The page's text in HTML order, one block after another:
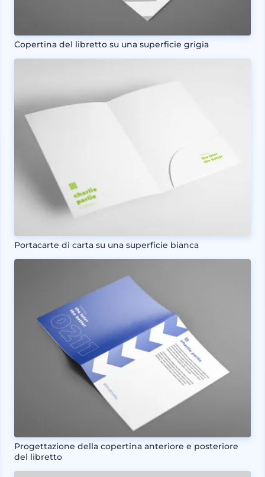
Copertina del libretto su una superficie grigia
Portacarte di carta su una superficie bianca
Progettazione della copertina anteriore e posteriore
del libretto